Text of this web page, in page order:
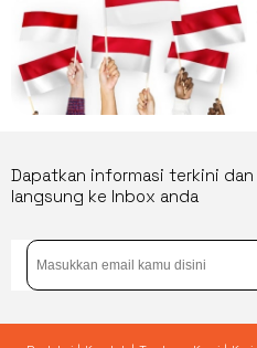
Dapatkan informasi terkini
langsung ke Inbox anda